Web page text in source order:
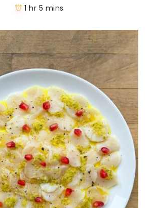
1 hr 5 mins